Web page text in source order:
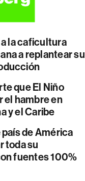
la caficultura
a replantear su
que El Niño
el hambre en
y el Caribe
de América
toda su
fuentes 100%